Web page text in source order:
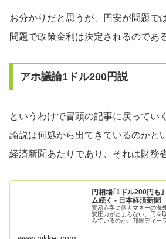
お分かりだと思うが、円安が問題で
問題で政策金利は決定されるのである
アホ議論1ドル200円説
というわけで冒頭の記事に戻ってい
論説は何処から出てきているのかと
経済新聞あたりであり、それは財務
円相場｢1ドル200円
ム続く - 日本経済新聞
貿易赤字に個人マネーの海
安圧力がとまらない。円を
みているのか。邦銀ディー